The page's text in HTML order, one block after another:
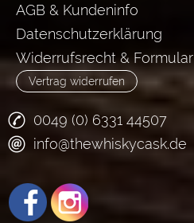
AGB & Kundeninfo
Datenschutzerklärung
Widerrufsrecht & Formular
Vertrag widerrufen
0049 (0) 6331 44507
info@thewhiskycask.de